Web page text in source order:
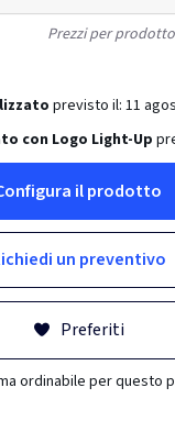
Prezzi per
previsto il: 11
con Logo Light-Up
il prodotto
un preventivo
Preferiti
ordinabile per questo